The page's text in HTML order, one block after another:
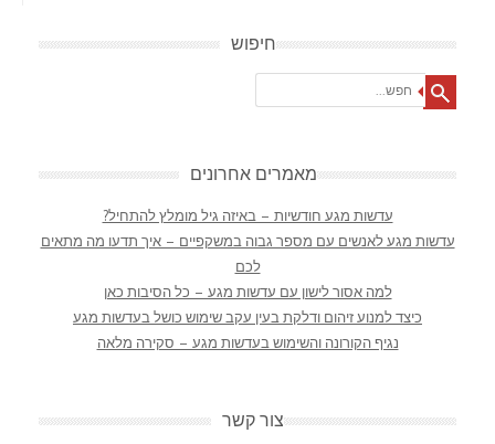
חיפוש
מאמרים אחרונים
עדשות מגע חודשיות – באיזה גיל מומלץ להתחיל?
עדשות מגע לאנשים עם מספר גבוה במשקפיים – איך תדעו מה מתאים
לכם
למה אסור לישון עם עדשות מגע – כל הסיבות כאן
כיצד למנוע זיהום ודלקת בעין עקב שימוש כושל בעדשות מגע
נגיף הקורונה והשימוש בעדשות מגע – סקירה מלאה
צור קשר